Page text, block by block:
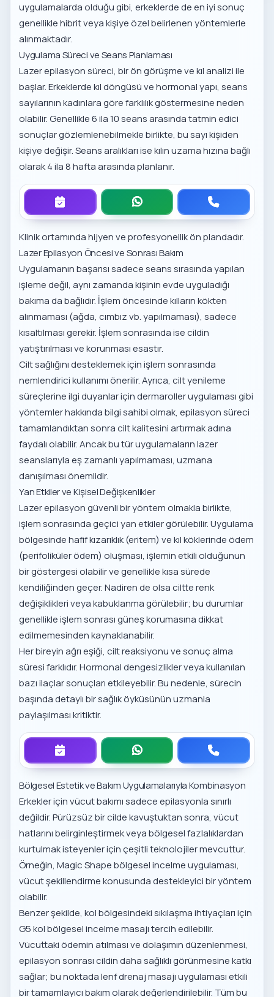
uygulamalarda olduğu gibi, erkeklerde de en iyi sonuç
genellikle hibrit veya kişiye özel belirlenen yöntemlerle
alınmaktadır.
Uygulama Süreci ve Seans Planlaması
Lazer epilasyon süreci, bir ön görüşme ve kıl analizi ile
başlar. Erkeklerde kıl döngüsü ve hormonal yapı, seans
sayılarının kadınlara göre farklılık göstermesine neden
olabilir. Genellikle 6 ila 10 seans arasında tatmin edici
sonuçlar gözlemlenebilmekle birlikte, bu sayı kişiden
kişiye değişir. Seans aralıkları ise kılın uzama hızına bağlı
olarak 4 ila 8 hafta arasında planlanır.
Klinik ortamında hijyen ve profesyonellik ön plandadır.
Lazer Epilasyon Öncesi ve Sonrası Bakım
Uygulamanın başarısı sadece seans sırasında yapılan
işleme değil, aynı zamanda kişinin evde uyguladığı
bakıma da bağlıdır. İşlem öncesinde kılların kökten
alınmaması (ağda, cımbız vb. yapılmaması), sadece
kısaltılması gerekir. İşlem sonrasında ise cildin
yatıştırılması ve korunması esastır.
Cilt sağlığını desteklemek için işlem sonrasında
nemlendirici kullanımı önerilir. Ayrıca, cilt yenileme
süreçlerine ilgi duyanlar içindermaroller uygulamasıgibi
yöntemler hakkında bilgi sahibi olmak, epilasyon süreci
tamamlandıktan sonra cilt kalitesini artırmak adına
faydalı olabilir. Ancak bu tür uygulamaların lazer
seanslarıyla eş zamanlı yapılmaması, uzmana
danışılması önemlidir.
Yan Etkiler ve Kişisel Değişkenlikler
Lazer epilasyon güvenli bir yöntem olmakla birlikte,
işlem sonrasında geçici yan etkiler görülebilir. Uygulama
bölgesinde hafif kızarıklık (eritem) ve kıl köklerinde ödem
(perifoliküler ödem) oluşması, işlemin etkili olduğunun
bir göstergesi olabilir ve genellikle kısa sürede
kendiliğinden geçer. Nadiren de olsa ciltte renk
değişiklikleri veya kabuklanma görülebilir; bu durumlar
genellikle işlem sonrası güneş korumasına dikkat
edilmemesinden kaynaklanabilir.
Her bireyin ağrı eşiği, cilt reaksiyonu ve sonuç alma
süresi farklıdır. Hormonal dengesizlikler veya kullanılan
bazı ilaçlar sonuçları etkileyebilir. Bu nedenle, sürecin
başında detaylı bir sağlık öyküsünün uzmanla
paylaşılması kritiktir.
Bölgesel Estetik ve Bakım Uygulamalarıyla Kombinasyon
Erkekler için vücut bakımı sadece epilasyonla sınırlı
değildir. Pürüzsüz bir cilde kavuştuktan sonra, vücut
hatlarını belirginleştirmek veya bölgesel fazlalıklardan
kurtulmak isteyenler için çeşitli teknolojiler mevcuttur.
Örneğin,Magic Shape bölgesel incelme uygulaması,
vücut şekillendirme konusunda destekleyici bir yöntem
olabilir.
Benzer şekilde, kol bölgesindeki sıkılaşma ihtiyaçları için
G5 kol bölgesel incelme masajıtercih edilebilir.
Vücuttaki ödemin atılması ve dolaşımın düzenlenmesi,
epilasyon sonrası cildin daha sağlıklı görünmesine katkı
sağlar; bu noktadalenf drenaj masajı uygulamasıetkili
bir tamamlayıcı bakım olarak değerlendirilebilir. Tüm bu